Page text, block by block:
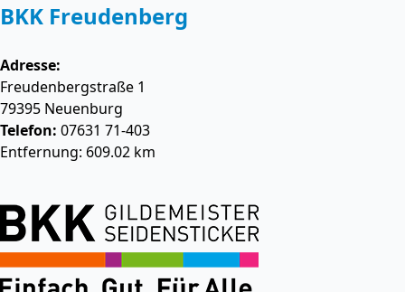
BKK Freudenberg
Adresse:
Freudenbergstraße 1
79395 Neuenburg
Telefon: 07631 71-403
Entfernung: 609.02 km